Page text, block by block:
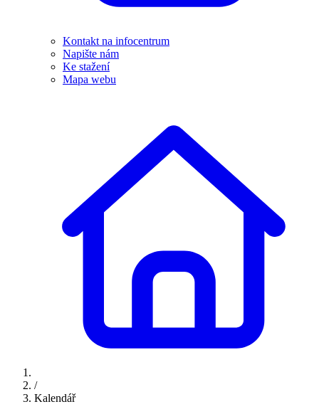
Kontakt na infocentrum
Napište nám
Ke stažení
Mapa webu
/
Kalendář